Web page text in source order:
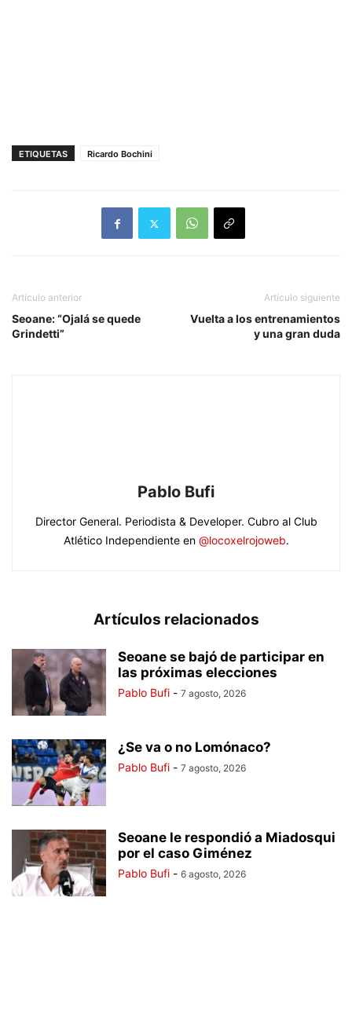
ETIQUETAS Ricardo Bochini
Artículo anterior
Seoane: “Ojalá se quede
Grindetti”
Artículo siguiente
Vuelta a los entrenamientos
y una gran duda
Pablo Bufi
Director General. Periodista & Developer. Cubro al Club
Atlético Independiente en @locoxelrojoweb.
Artículos relacionados
Seoane se bajó de participar en
las próximas elecciones
Pablo Bufi - 7 agosto, 2026
¿Se va o no Lomónaco?
Pablo Bufi - 7 agosto, 2026
Seoane le respondió a Miadosqui
por el caso Giménez
Pablo Bufi - 6 agosto, 2026